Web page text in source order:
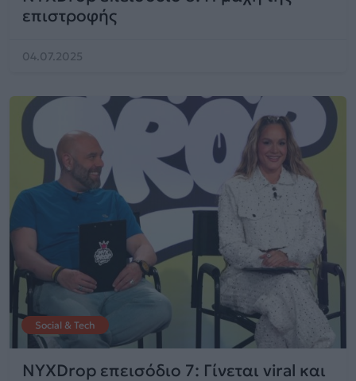
επιστροφής
04.07.2025
Social & Tech
NYXDrop επεισόδιο 7: Γίνεται viral και